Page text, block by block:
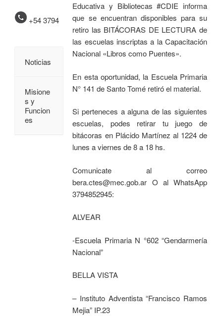
Educativa y Bibliotecas #CDIE informa
que se encuentran disponibles para su
retiro las BITÁCORAS DE LECTURA de
las escuelas inscriptas a la Capacitación
Nacional «Libros como Puentes».
En esta oportunidad, la Escuela Primaria
N° 141 de Santo Tomé retiró el material.
Si perteneces a alguna de las siguientes
escuelas, podes retirar tu juego de
bitácoras en Plácido Martínez al 1224 de
lunes a viernes de 8 a 18 hs.
Comunicate al correo
bera.ctes@mec.gob.ar O al WhatsApp
3794852945:
ALVEAR
-Escuela Primaria N °602 “Gendarmería
Nacional”
BELLA VISTA
– Instituto Adventista “Francisco Ramos
Mejia” IP.23
+54 3794
Noticias
Misione
s y
Funcion
es